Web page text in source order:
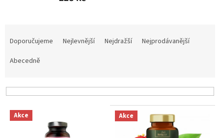
p
Doporučujeme Nejlevnější Nejdražší
Nejprodávanější
Abecedně
V Akce Akce